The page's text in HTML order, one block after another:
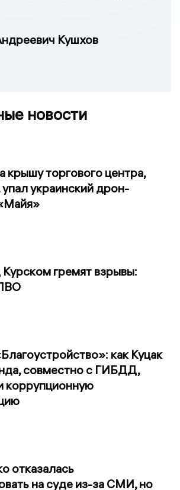
Кушхов
новости
крышу торгового центра,
украинский дрон-
Курском гремят взрывы:
как Куцак
совместно с ГИБДД,
коррупционную
отказалась
на суде из-за СМИ, но